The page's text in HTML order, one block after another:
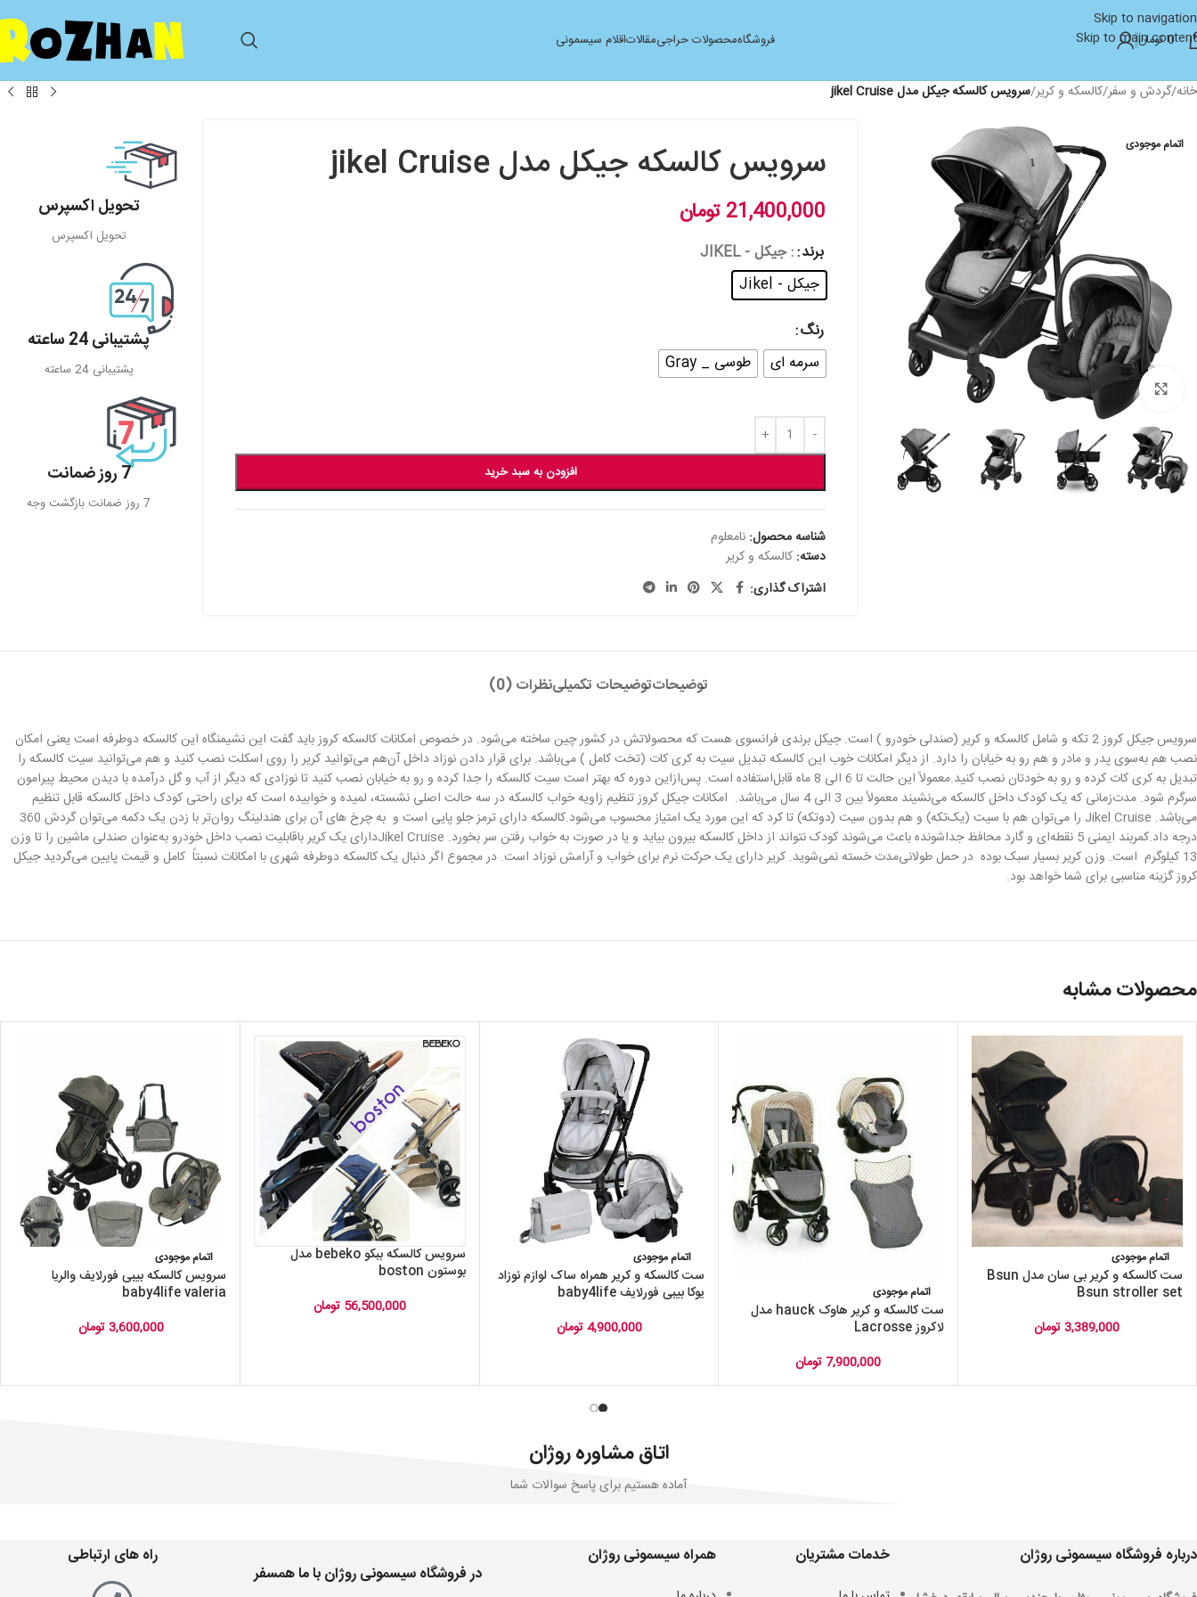
Skip to navigation
Skip to main content
0تومان فروشگاهمحصولات حراجیمقالاتاقلام سیسمونی
خانه/گردش و سفر/کالسکه و کریر/سرویس کالسکه جیکل مدل jikel Cruise
اتمام موجودی
بزرگنمایی تصویر
سرویس کالسکه جیکل مدل jikel Cruise
21,400,000تومان
برند : جیکل - JIKEL
جیکل - Jikel
رنگ
سرمه ای
طوسی _ Gray
افزودن به سبد خرید
شناسه محصول: نامعلوم
دسته: کالسکه و کریر
اشتراک گذاری:
تحویل اکسپرس
تحویل اکسپرس
پشتیبانی 24 ساعته
پشتیبانی 24 ساعته
7 روز ضمانت
7 روز ضمانت بازگشت وجه
توضیحاتتوضیحات تکمیلینظرات (0)
سرویس جیکل کروز 2 تکه و شامل کالسکه و کریر (صندلی خودرو ) است. جیکل برندی فرانسوی هست که محصولاتش در کشور چین ساخته می‌شود. در خصوص امکانات کالسکه کروز باید گفت این نشیمنگاه این کالسکه دوطرفه است یعنی امکان
نصب هم به‌سوی پدر و مادر و هم رو به خیابان را دارد. از دیگر امکانات خوب این کالسکه تبدیل سیت به کری کات (تخت کامل ) می‌باشد. برای قرار دادن نوزاد داخل آن‌هم می‌توانید کریر را روی اسکلت نصب کنید و هم می‌توانید سیت کالسکه را
تبدیل به کری کات کرده و رو به خودتان نصب کنید.معمولاً این حالت تا 6 الی 8 ماه قابل‌استفاده است. پس‌ازاین دوره که بهتر است سیت کالسکه را جدا کرده و رو به خیابان نصب کنید تا نوزادی که دیگر از آب و گل درآمده با دیدن محیط پیرامون
سرگرم شود. مدت‌زمانی که یک کودک داخل کالسکه
می‌نشیند معمولاً بین 3 الی 4 سال می‌باشد. امکانات جیکل کروز تنظیم زاویه خواب کالسکه در سه حالت اصلی نشسته، لمیده و خوابیده است که برای راحتی کودک داخل کالسکه قابل تنظیم
می‌باشد. Jikel Cruise
را می‌توان ‌هم با سیت (یک‌تکه) و هم بدون سیت (دوتکه) تا کرد که این مورد یک امتیاز محسوب می‌شود.کالسکه دارای ترمز جلو پایی است و به چرخ های آن برای هندلینگ روان‌تر با زدن یک دکمه می‌توان گردش 360
درجه داد.کمربند ایمنی 5 نقطه‌ای و گارد محافظ جداشونده باعث می‌شوند کودک نتواند از داخل کالسکه بیرون بیاید و یا در صورت به خواب رفتن سر بخورد.
Jikel Cruiseدارای یک کریر باقابلیت نصب داخل خودرو به‌عنوان صندلی ماشین را تا وزن
13 کیلوگرم
است. وزن کریر بسیار سبک بوده در حمل طولانی‌مدت خسته نمی‌شوید. کریر دارای یک حرکت نرم برای خواب و آرامش نوزاد است. در مجموع اگر دنبال یک کالسکه دوطرفه شهری با امکانات نسبتاً کامل و قیمت پایین می‌گردید جیکل
کروز گزینه مناسبی برای شما خواهد بود.
محصولات مشابه
اتمام موجودی
ست کالسکه و کریر بی سان مدل Bsun
Bsun stroller set
3,389,000 تومان
اتمام موجودی
ست کالسکه و کریر هاوک hauck مدل
لاکروز Lacrosse
7,900,000تومان
اتمام موجودی
ست کالسکه و کریر همراه ساک لوازم نوزاد
یوکا بیبی فورلایف baby4life
4,900,000تومان
سرویس کالسکه ببکو bebeko مدل
بوستون boston
56,500,000 تومان
اتمام موجودی
سرویس کالسکه بیبی فورلایف والریا
baby4life valeria
3,600,000 تومان
اتاق مشاوره روژان
آماده هستیم برای پاسخ سوالات شما
درباره فروشگاه سیسمونی روژان خدمات مشتریان همراه سیسمونی روژان
در فروشگاه سیسمونی روژان با ما همسفر
راه های ارتباطی